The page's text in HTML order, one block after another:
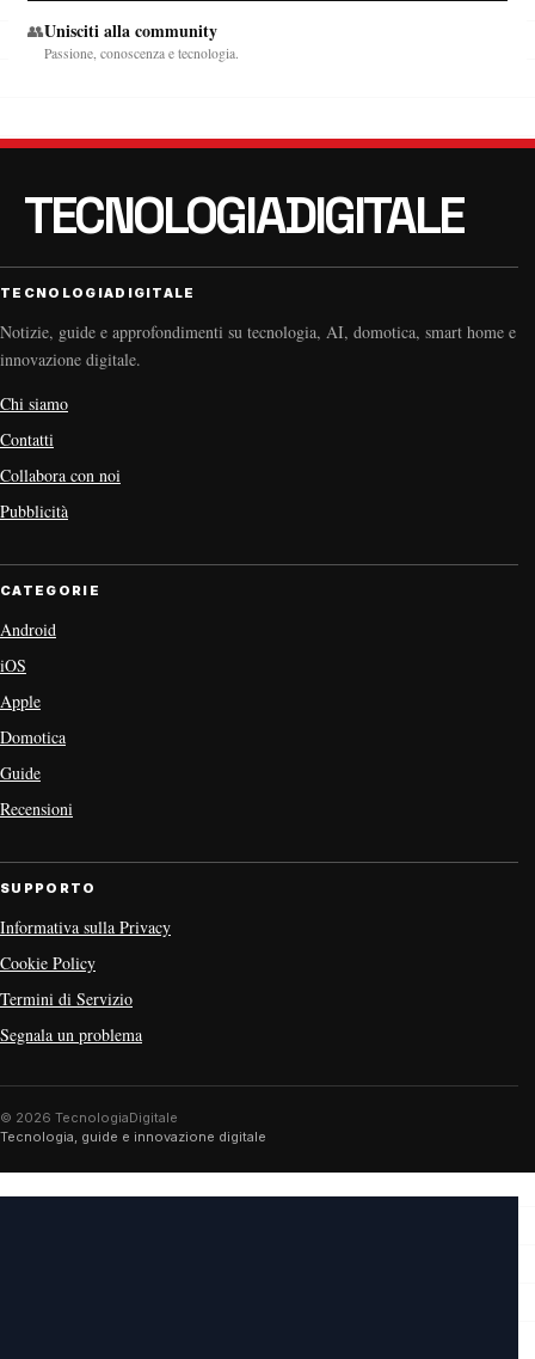
👥Unisciti alla community
Passione, conoscenza e tecnologia.
TECNOLOGIADIGITALE
Notizie, guide e approfondimenti su tecnologia, AI, domotica, smart home e
innovazione digitale.
Chi siamo
Contatti
Collabora con noi
Pubblicità
CATEGORIE
Android
iOS
Apple
Domotica
Guide
Recensioni
SUPPORTO
Informativa sulla Privacy
Cookie Policy
Termini di Servizio
Segnala un problema
© 2026 TecnologiaDigitale
Tecnologia, guide e innovazione digitale